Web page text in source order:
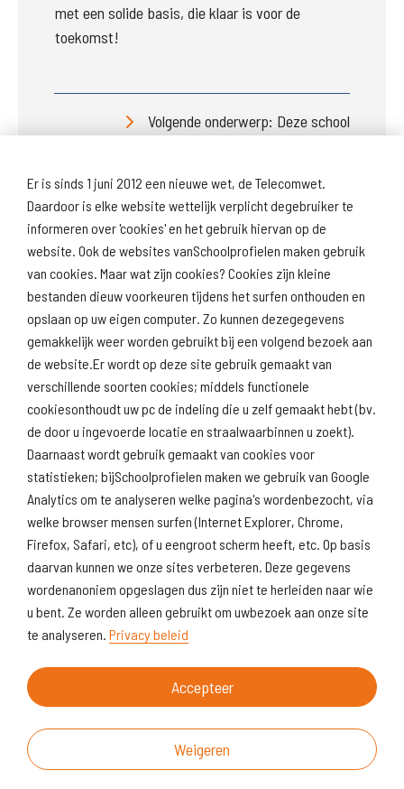
Er is sinds 1 juni 2012 een nieuwe wet, de Telecomwet.
Daardoor is elke website wettelijk verplicht degebruiker te
informeren over 'cookies' en het gebruik hiervan op de
website. Ook de websites vanSchoolprofielen maken gebruik
van cookies. Maar wat zijn cookies? Cookies zijn kleine
bestanden dieuw voorkeuren tijdens het surfen onthouden en
opslaan op uw eigen computer. Zo kunnen dezegegevens
gemakkelijk weer worden gebruikt bij een volgend bezoek aan
de website.Er wordt op deze site gebruik gemaakt van
verschillende soorten cookies; middels functionele
cookiesonthoudt uw pc de indeling die u zelf gemaakt hebt (bv.
de door u ingevoerde locatie en straalwaarbinnen u zoekt).
Daarnaast wordt gebruik gemaakt van cookies voor
statistieken; bijSchoolprofielen maken we gebruik van Google
Analytics om te analyseren welke pagina's wordenbezocht, via
welke browser mensen surfen (Internet Explorer, Chrome,
Firefox, Safari, etc), of u eengroot scherm heeft, etc. Op basis
daarvan kunnen we onze sites verbeteren. Deze gegevens
wordenanoniem opgeslagen dus zijn niet te herleiden naar wie
u bent. Ze worden alleen gebruikt om uwbezoek aan onze site
te analyseren. Privacy beleid
Accepteer
Weigeren
met een solide basis, die klaar is voor de
toekomst!
Volgende onderwerp: Deze school
Download
schoolprofiel
Naar
schoolresultaten
Naar scholenopdekaart.nl